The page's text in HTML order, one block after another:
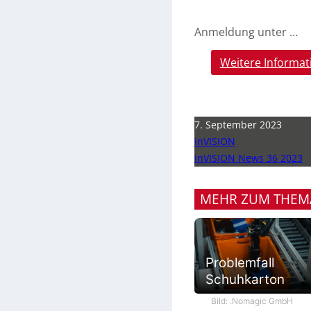
Anmeldung unter …
Weitere
7. September 2023
inVISION
inVISION News 36 2023
MEHR ZUM
Problemfall
Schuhkarton
Bild: .Nomagic GmbH